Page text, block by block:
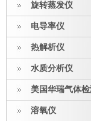
旋转蒸发仪
电导率仪
热解析仪
水质分析仪
美国华瑞气体检
溶氧仪